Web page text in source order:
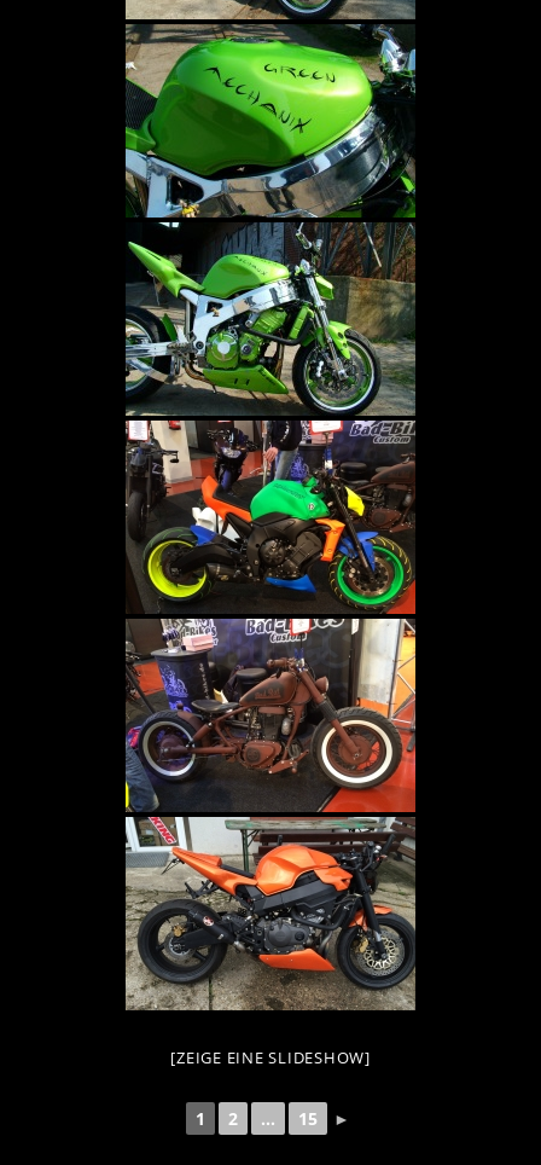
[ZEIGE EINE SLIDESHOW]
1 2 ... 15 ►